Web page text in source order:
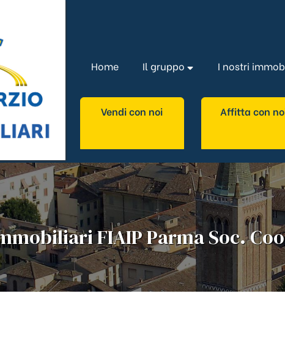
Home Il gruppo I nostri
Vendi con noi Affitta con
FIAIP Parma Soc.